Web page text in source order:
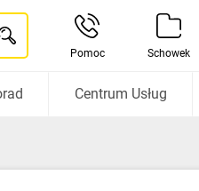
Pomoc Schowek
Centrum Usług